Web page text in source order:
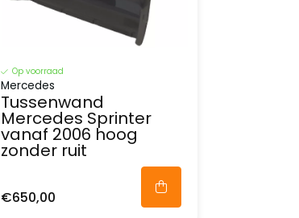
Op voorraad
Mercedes
Tussenwand
Mercedes Sprinter
vanaf 2006 hoog
zonder ruit
€650,00